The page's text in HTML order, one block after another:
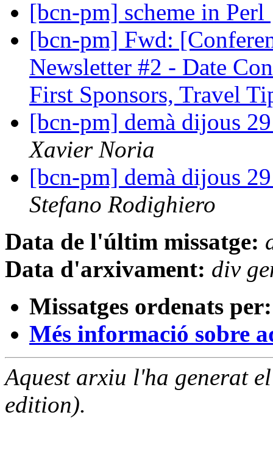
[bcn-pm] scheme in Perl
[bcn-pm] Fwd:
Newsletter #2 - Date
First Sponsors, Travel
[bcn-pm] demà dijous
Xavier Noria
[bcn-pm] demà dijous
Stefano Rodighiero
Data de l'últim missatge:
Data d'arxivament: div
Missatges ordenats per:
Més informació sobre
Aquest arxiu l'ha generat
edition).